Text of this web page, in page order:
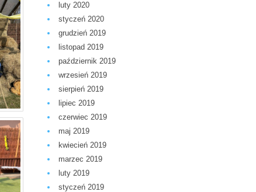
luty 2020
styczeń 2020
grudzień 2019
listopad 2019
październik 2019
wrzesień 2019
sierpień 2019
lipiec 2019
czerwiec 2019
maj 2019
kwiecień 2019
marzec 2019
luty 2019
styczeń 2019